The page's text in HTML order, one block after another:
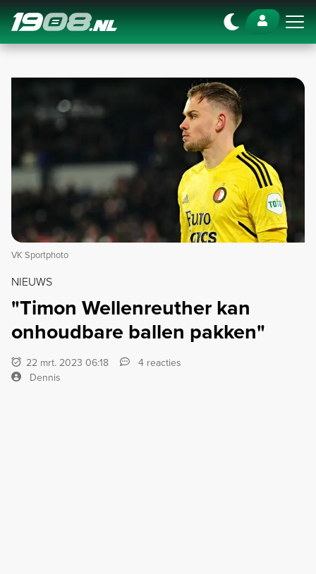
Navigation
VK Sportphoto
NIEUWS
"Timon Wellenreuther kan
onhoudbare ballen pakken"
22 mrt. 2023 06:18
4 reacties
Dennis